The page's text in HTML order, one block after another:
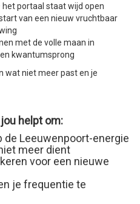
het portaal staat wijd open
van een nieuw vruchtbaar
met de volle maan in
kwantumsprong
wat niet meer past en je
helpt om:
Leeuwenpoort-energie
meer dient
voor een nieuwe
je frequentie te